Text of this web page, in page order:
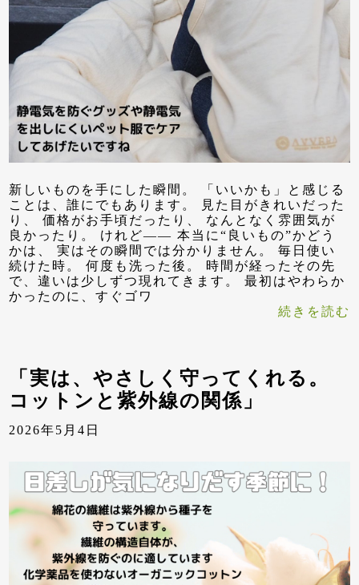
新しいものを手にした瞬間。 「いいかも」と感じる
ことは、誰にでもあります。 見た目がきれいだった
り、 価格がお手頃だったり、 なんとなく雰囲気が
良かったり。 けれど—— 本当に“良いもの”かどう
かは、 実はその瞬間では分かりません。 毎日使い
続けた時。 何度も洗った後。 時間が経ったその先
で、違いは少しずつ現れてきます。 最初はやわらか
かったのに、すぐゴワ
続きを読む
「実は、やさしく守ってくれる。
コットンと紫外線の関係」
2026年5月4日